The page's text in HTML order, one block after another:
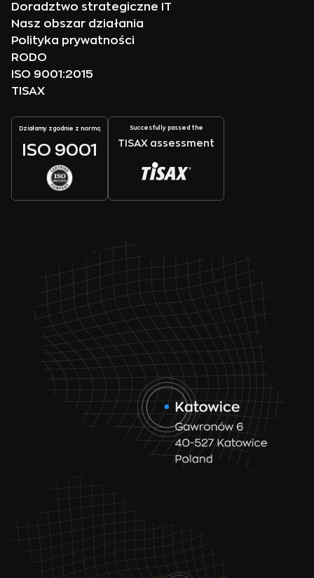
Doradztwo strategiczne IT
Nasz obszar działania
Polityka prywatności
RODO
ISO 9001:2015
TISAX
Działamy zgodnie z normą
ISO 9001
Succesfully passed the
TISAX assessment